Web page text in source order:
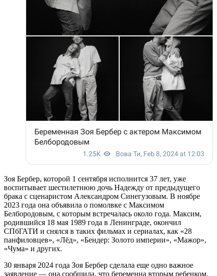
Зоя Бербер, которой 1 сентября исполнится 37 лет, уже
воспитывает шестилетнюю дочь Надежду от предыдущего
брака с сценаристом Александром Синегузовым. В ноябре
2023 года она объявила о помолвке с Максимом
Белбородовым, с которым встречалась около года. Максим,
родившийся 18 мая 1989 года в Ленинграде, окончил
СПбГАТИ и снялся в таких фильмах и сериалах, как «28
панфиловцев», «Лёд», «Бендер: Золото империи», «Мажор»,
«Чума» и других.
30 января 2024 года Зоя Бербер сделала еще одно важное
заявление — она сообщила, что беременна вторым ребенком.